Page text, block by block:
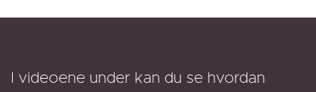
I videoene under kan du se hvordan